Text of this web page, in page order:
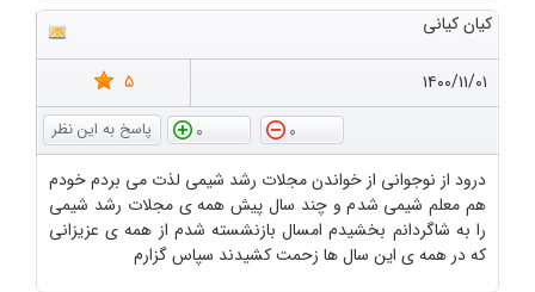
کیان کیانی
۱۴۰۰/۱۱/۰۱
5
0
0
درود از نوجوانی از خواندن مجلات رشد شیمی لذت می بردم خودم
هم معلم شیمی شدم و چند سال پیش همه ی مجلات رشد شیمی
را به شاگردانم بخشیدم امسال بازنشسته شدم از همه ی عزیزانی
که در همه ی این سال ها زحمت کشیدند سپاس گزارم